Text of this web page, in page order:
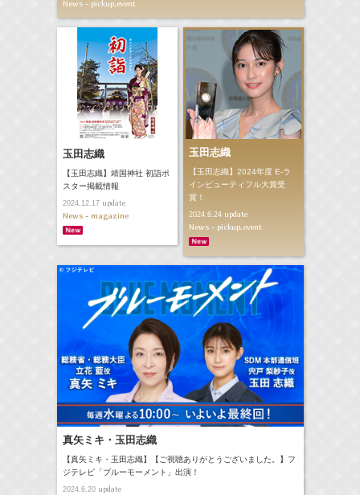
News - pickup,event
玉田志織
【玉田志織】靖国神社 初詣ポ
スター掲載情報
2024.12.17update
News - magazine
玉田志織
【玉田志織】2024年度 E-ラ
インビューティフル大賞受
賞！
2024.6.24update
News - pickup,event
真矢ミキ・玉田志織
【真矢ミキ・玉田志織】【ご視聴ありがとうございました。】フ
ジテレビ「ブルーモーメント」出演！
2024.6.20update